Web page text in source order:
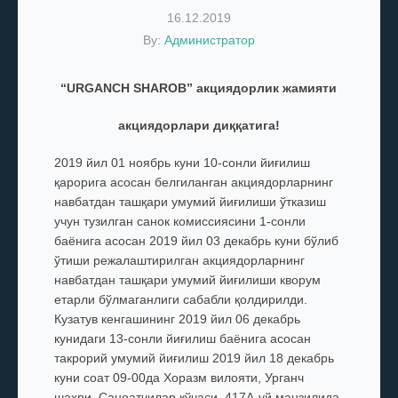
16.12.2019
By: Администратор
“URGANCH SHAROB” акциядорлик жамияти
акциядорлари диққатига!
2019 йил 01 ноябрь куни 10-сонли йиғилиш
қарорига асосан белгиланган акциядорларнинг
навбатдан ташқари умумий йиғилиши ўтказиш
учун тузилган санок комиссиясини 1-сонли
баёнига асосан 2019 йил 03 декабрь куни бўлиб
ўтиши режалаштирилган акциядорларнинг
навбатдан ташқари умумий йиғилиши кворум
етарли бўлмаганлиги сабабли қолдирилди.
Кузатув кенгашининг 2019 йил 06 декабрь
кунидаги 13-сонли йиғилиш баёнига асосан
такрорий умумий йиғилиш 2019 йил 18 декабрь
куни соат 09-00да Хоразм вилояти, Урганч